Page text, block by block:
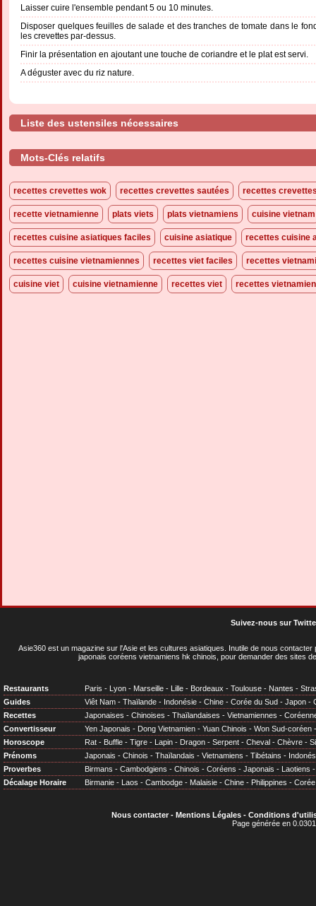
Laisser cuire l'ensemble pendant 5 ou 10 minutes.
Disposer quelques feuilles de salade et des tranches de tomate dans le
les crevettes par-dessus.
Finir la présentation en ajoutant une touche de coriandre et le plat est servi.
A déguster avec du riz nature.
Liste des ustensiles nécessaires
Mots-Clés relatifs
recettes crevettes wok recettes crevettes sautées recettes
recette vietnamienne plats viets plats vietnamiens cuisine vietnam
recettes cuisine asiatiques faciles cuisine asiatique recettes cuisine
recettes cuisine vietnamiennes recettes viet faciles recettes
cuisine viet cuisine vietnamienne recettes viet recettes
Suivez-nous sur
Asie360 est un magazine sur l'Asie et les cultures asiatiques . Inutile de nous
japonais coréens vietnamiens hk chinois, pour demander des sites
Restaurants Paris - Lyon - Marseille - Lille - Bordeaux - Toulouse - Nantes -
Guides
Viêt Nam - Thaïlande - Indonésie - Chine - Corée du Sud - Japon -
Recettes
Japonaises - Chinoises - Thaïlandaises - Vietnamiennes -
Convertisseur
Yen Japonais - Dong Vietnamien - Yuan Chinois - Won Sud-coréen
Horoscope
Rat - Buffle - Tigre - Lapin - Dragon - Serpent - Cheval - Chèvre -
Prénoms
Japonais - Chinois - Thaïlandais - Vietnamiens - Tibétains -
Proverbes
Birmans - Cambodgiens - Chinois - Coréens - Japonais - Laotiens
Décalage Horaire
Birmanie - Laos - Cambodge - Malaisie - Chine - Philippines - Corée
Nous contacter- Mentions Légales- Conditions
Page générée en